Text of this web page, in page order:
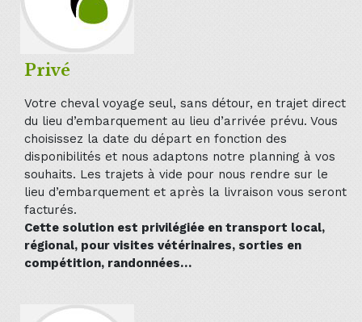
Privé
Votre cheval voyage seul, sans détour, en trajet direct
du lieu d’embarquement au lieu d’arrivée prévu. Vous
choisissez la date du départ en fonction des
disponibilités et nous adaptons notre planning à vos
souhaits. Les trajets à vide pour nous rendre sur le
lieu d’embarquement et après la livraison vous seront
facturés.
Cette solution est privilégiée en transport local,
régional, pour visites vétérinaires, sorties en
compétition, randonnées…